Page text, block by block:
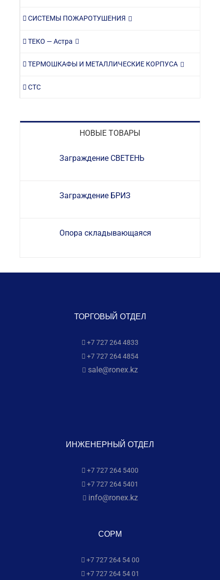
СИСТЕМЫ ПОЖАРОТУШЕНИЯ
ТЕКО — Астра
ТЕРМОШКАФЫ И МЕТАЛЛИЧЕСКИЕ КОРПУСА
СТС
НОВЫЕ ТОВАРЫ
Заграждение СВЕТЕНЬ
Заграждение БРИЗ
Опора складывающаяся
ТОРГОВЫЙ ОТДЕЛ
+7 727 264 4833
+7 727 264 4854
sale@ronex.kz
ИНЖЕНЕРНЫЙ ОТДЕЛ
+7 727 264 5400
+7 727 264 5401
info@ronex.kz
СОРМ
+7 727 264 54 00
+7 727 264 54 01